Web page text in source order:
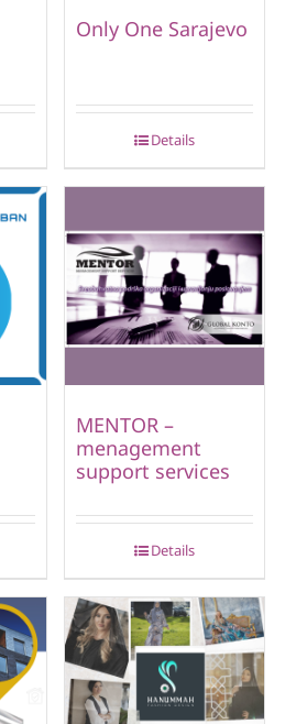
Only One Sarajevo
Details
MENTOR –
menagement
support services
Details